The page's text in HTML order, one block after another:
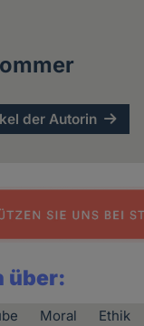
der Autorin
über:
Moral Ethik